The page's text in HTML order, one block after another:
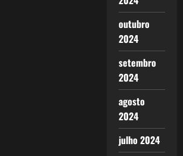
outubro
2024
setembro
2024
agosto
2024
julho 2024